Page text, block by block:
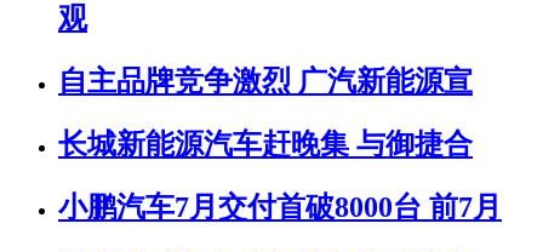
观
自主品牌竞争激烈 广汽新能源宣
长城新能源汽车赶晚集 与御捷合
小鹏汽车7月交付首破8000台 前7月